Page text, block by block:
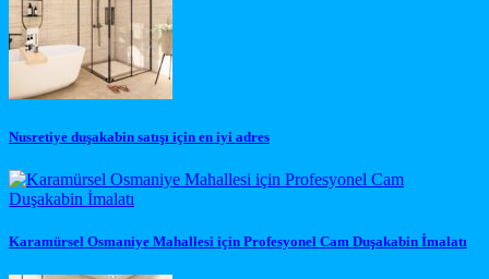
Nusretiye duşakabin satışı için en iyi adres
Karamürsel Osmaniye Mahallesi için Profesyonel Cam Duşakabin İmalatı